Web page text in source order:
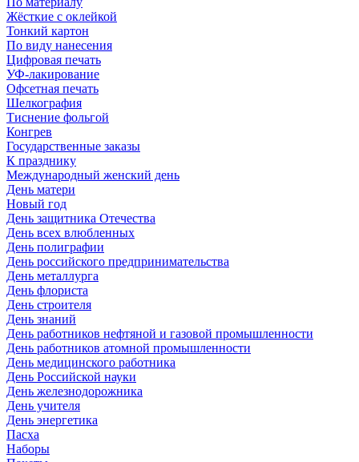
Жёсткие с оклейкой
Тонкий картон
По виду нанесения
Цифровая печать
УФ-лакирование
Офсетная печать
Шелкография
Тиснение фольгой
Конгрев
Государственные заказы
К празднику
Международный женский день
День матери
Новый год
День защитника Отечества
День всех влюбленных
День полиграфии
День российского предпринимательства
День металлурга
День флориста
День строителя
День знаний
День работников нефтяной и газовой промышленности
День работников атомной промышленности
День медицинского работника
День Российской науки
День железнодорожника
День учителя
День энергетика
Пасха
Наборы